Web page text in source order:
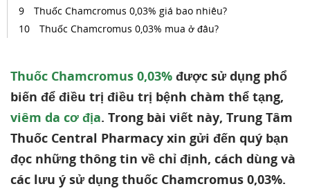
Thuốc Chamcromus 0,03% giá bao nhiêu?
Thuốc Chamcromus 0,03% mua ở đâu?
Thuốc Chamcromus 0,03% được sử dụng phổ
biến để điều trị điều trị bệnh chàm thể tạng,
viêm da cơ địa. Trong bài viết này, Trung Tâm
Thuốc Central Pharmacy xin gửi đến quý bạn
đọc những thông tin về chỉ định, cách dùng và
các lưu ý sử dụng thuốc Chamcromus 0,03%.